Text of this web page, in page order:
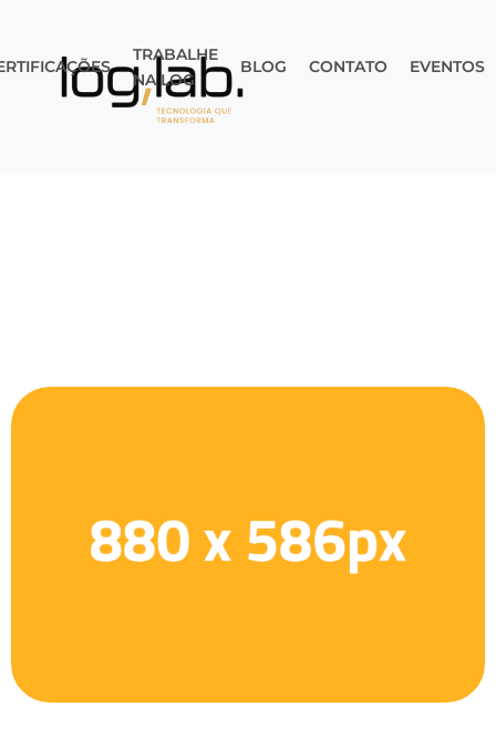
TRABALHE
NA LOG
BLOG CONTATO EVENTOS